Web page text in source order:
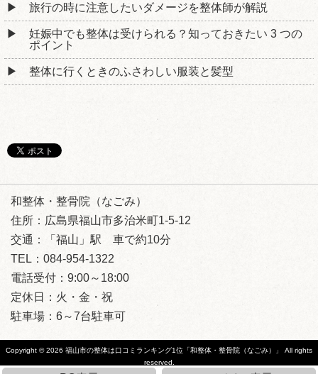
旅行の時に注意したいダメージを整体師が解説
妊娠中でも整体は受けられる？知っておきたい 3 つの
ポイント
整体に行くときのふさわしい服装と髪型
和整体・整骨院（なごみ）
住所：広島県福山市多治米町1-5-12
交通：「福山」駅 車で約10分
TEL：084-954-1322
電話受付：9:00～18:00
定休日：火・金・祝
駐車場：6～7台駐車可
Copyright © 2026 福山市の整体は口コミランキング1位「和整体・整骨院（なごみ）」
All rights
reserved.